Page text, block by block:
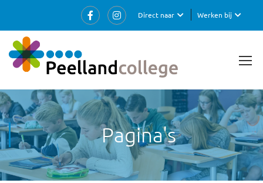
Werken bij
Direct naar
Pagina's